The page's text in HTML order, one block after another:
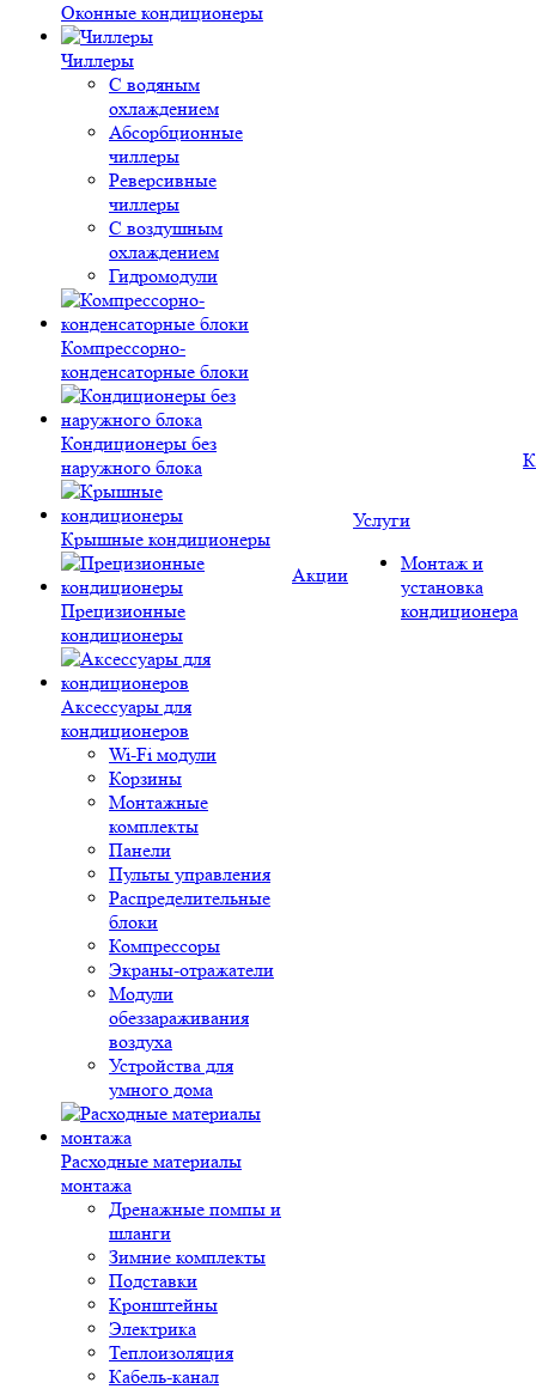
Оконные кондиционеры
Чиллеры
С водяным
охлаждением
Абсорбционные
чиллеры
Реверсивные
чиллеры
С воздушным
охлаждением
Гидромодули
Компрессорно-
конденсаторные блоки
Кондиционеры без
наружного блока
Крышные кондиционеры
Прецизионные
кондиционеры
Аксессуары для
кондиционеров
Wi-Fi модули
Корзины
Монтажные
комплекты
Панели
Пульты управления
Распределительные
блоки
Компрессоры
Экраны-отражатели
Модули
обеззараживания
воздуха
Устройства для
умного дома
Расходные материалы
монтажа
Дренажные помпы и
шланги
Зимние комплекты
Подставки
Кронштейны
Электрика
Теплоизоляция
Кабель-канал
Акции
Услуги
Монтаж и
установка
кондиционера